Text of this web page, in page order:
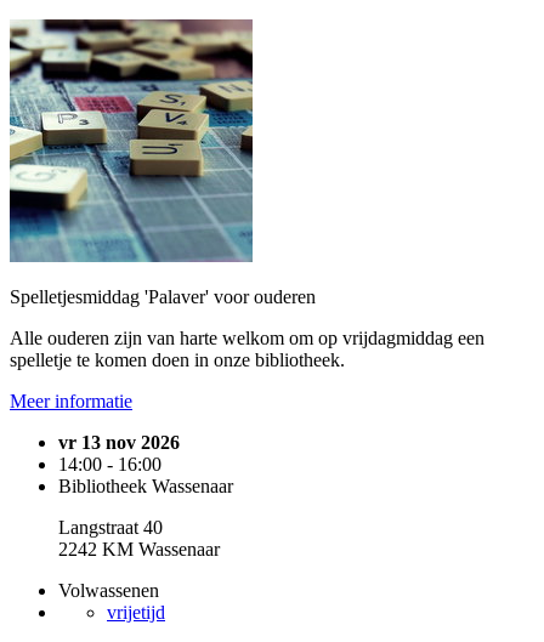
Spelletjesmiddag 'Palaver' voor ouderen
Alle ouderen zijn van harte welkom om op vrijdagmiddag een
spelletje te komen doen in onze bibliotheek.
Meer informatie
vr 13 nov 2026
14:00 - 16:00
Bibliotheek Wassenaar
Langstraat 40
2242 KM Wassenaar
Volwassenen
vrijetijd